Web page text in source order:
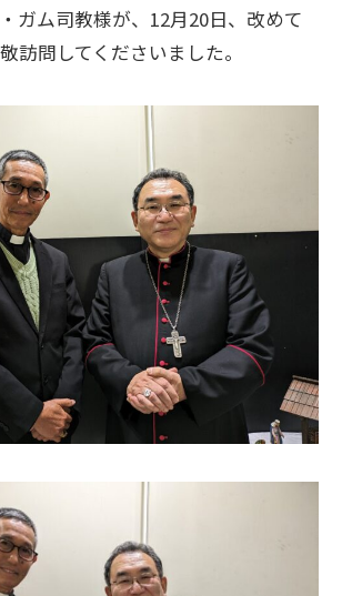
ガム司教様が、12月20日、改めて
訪問してくださいました。